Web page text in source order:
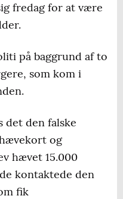
fredag for at være
på baggrund af to
som kom i
den falske
og
hævet 15.000
kontaktede den
fik